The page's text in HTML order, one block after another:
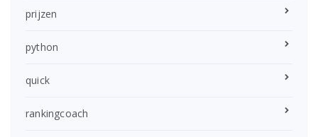
prijzen
python
quick
rankingcoach